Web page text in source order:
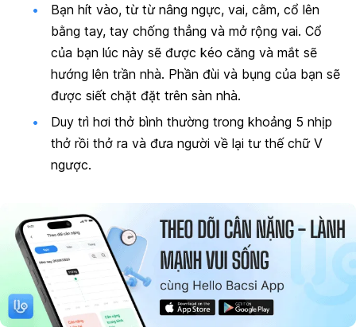
Bạn hít vào, từ từ nâng ngực, vai, cằm, cổ lên
bằng tay, tay chống thẳng và mở rộng vai. Cổ
của bạn lúc này sẽ được kéo căng và mắt sẽ
hướng lên trần nhà. Phần đùi và bụng của bạn sẽ
được siết chặt đặt trên sàn nhà.
Duy trì hơi thở bình thường trong khoảng 5 nhịp
thở rồi thở ra và đưa người về lại tư thế chữ V
ngược.